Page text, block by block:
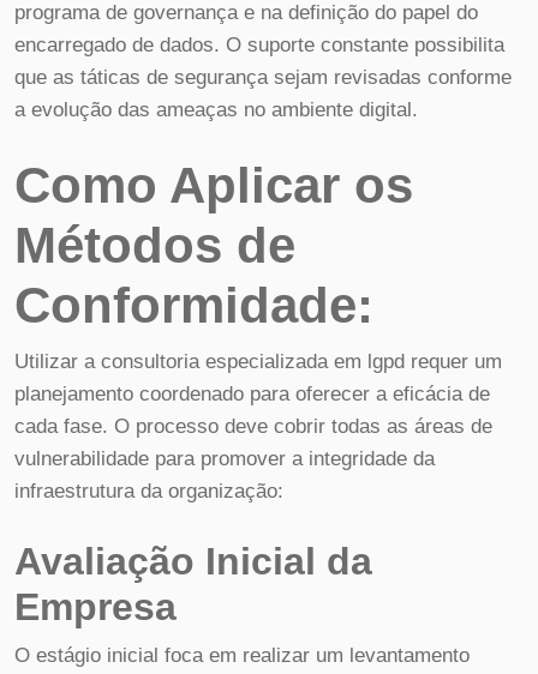
programa de governança e na definição do papel do
encarregado de dados. O suporte constante possibilita
que as táticas de segurança sejam revisadas conforme
a evolução das ameaças no ambiente digital.
Como Aplicar os
Métodos de
Conformidade:
Utilizar a consultoria especializada em lgpd requer um
planejamento coordenado para oferecer a eficácia de
cada fase. O processo deve cobrir todas as áreas de
vulnerabilidade para promover a integridade da
infraestrutura da organização:
Avaliação Inicial da
Empresa
O estágio inicial foca em realizar um levantamento